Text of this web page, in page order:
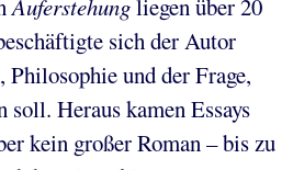
Auferstehungliegen über 20
sich der Autor
und der Frage,
Heraus kamen Essays
kein großer Roman – bis zu